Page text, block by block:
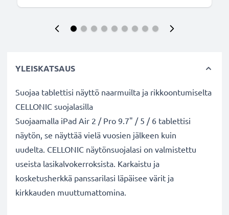
YLEISKATSAUS
Suojaa tablettisi näyttö naarmuilta ja rikkoontumiselta
CELLONIC suojalasilla
Suojaamalla iPad Air 2 / Pro 9.7" / 5 / 6 tablettisi
näytön, se näyttää vielä vuosien jälkeen kuin
uudelta. CELLONIC näytönsuojalasi on valmistettu
useista lasikalvokerroksista. Karkaistu ja
kosketusherkkä panssarilasi läpäisee värit ja
kirkkauden muuttumattomina.